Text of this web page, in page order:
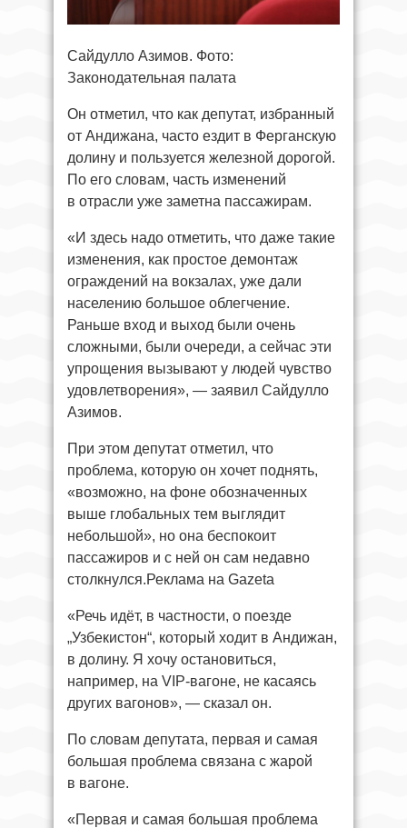
Сайдулло Азимов. Фото:
Законодательная палата
Он отметил, что как депутат, избранный
от Андижана, часто ездит в Ферганскую
долину и пользуется железной дорогой.
По его словам, часть изменений
в отрасли уже заметна пассажирам.
«И здесь надо отметить, что даже такие
изменения, как простое демонтаж
ограждений на вокзалах, уже дали
населению большое облегчение.
Раньше вход и выход были очень
сложными, были очереди, а сейчас эти
упрощения вызывают у людей чувство
удовлетворения», — заявил Сайдулло
Азимов.
При этом депутат отметил, что
проблема, которую он хочет поднять,
«возможно, на фоне обозначенных
выше глобальных тем выглядит
небольшой», но она беспокоит
пассажиров и с ней он сам недавно
столкнулся.Реклама на Gazeta
«Речь идёт, в частности, о поезде
„Узбекистон“, который ходит в Андижан,
в долину. Я хочу остановиться,
например, на VIP-вагоне, не касаясь
других вагонов», — сказал он.
По словам депутата, первая и самая
большая проблема связана с жарой
в вагоне.
«Первая и самая большая проблема